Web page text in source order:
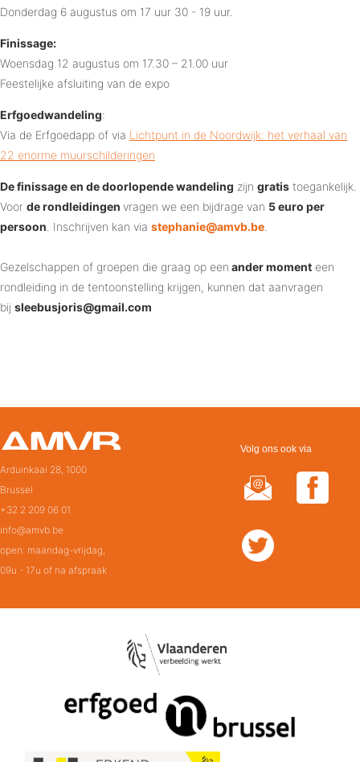
Donderdag 6 augustus om 17 uur 30 - 19 uur.
Finissage:
Woensdag 12 augustus om 17.30 – 21.00 uur
Feestelijke afsluiting van de expo
Erfgoedwandeling:
Via de Erfgoedapp of via Lichtpunt in de Noordwijk: het verhaal van
22 enorme muurschilderingen
De finissage en de doorlopende wandeling zijn gratis toegankelijk.
Voor de rondleidingen vragen we een bijdrage van 5 euro per
persoon. Inschrijven kan via stephanie@amvb.be.
Gezelschappen of groepen die graag op een ander moment een
rondleiding in de tentoonstelling krijgen, kunnen dat aanvragen
bij sleebusjoris@gmail.com
Arduinkaai 28, 1000
Brussel
+32 2 209 06 01
info@amvb.be
open: maandag-vrijdag,
09u - 17u of na afspraak
Volg ons ook via